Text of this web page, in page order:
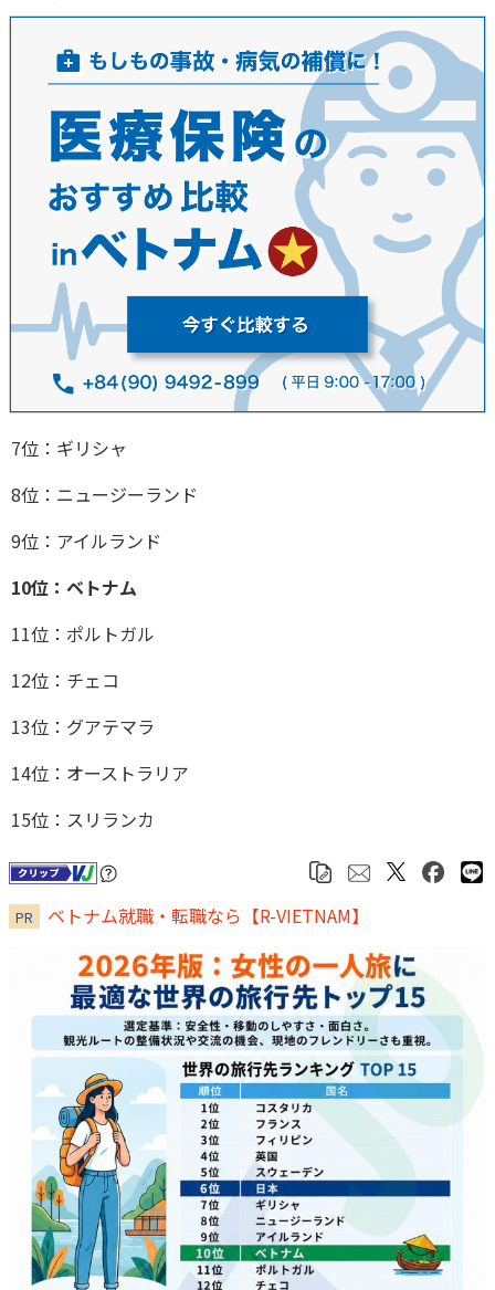
7位：ギリシャ
8位：ニュージーランド
9位：アイルランド
10位：ベトナム
11位：ポルトガル
12位：チェコ
13位：グアテマラ
14位：オーストラリア
15位：スリランカ
PR ベトナム就職・転職なら【R-VIETNAM】